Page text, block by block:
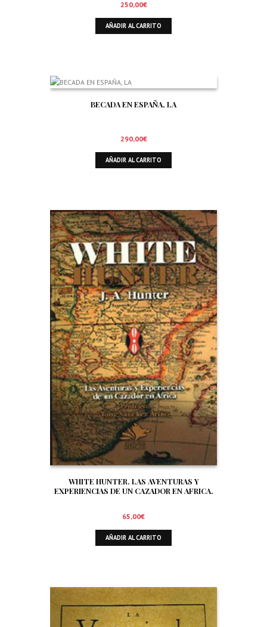
250,00€
AÑADIR AL CARRITO
BECADA EN ESPAÑA, LA
290,00€
AÑADIR AL CARRITO
WHITE HUNTER. LAS AVENTURAS Y
EXPERIENCIAS DE UN CAZADOR EN AFRICA.
65,00€
AÑADIR AL CARRITO